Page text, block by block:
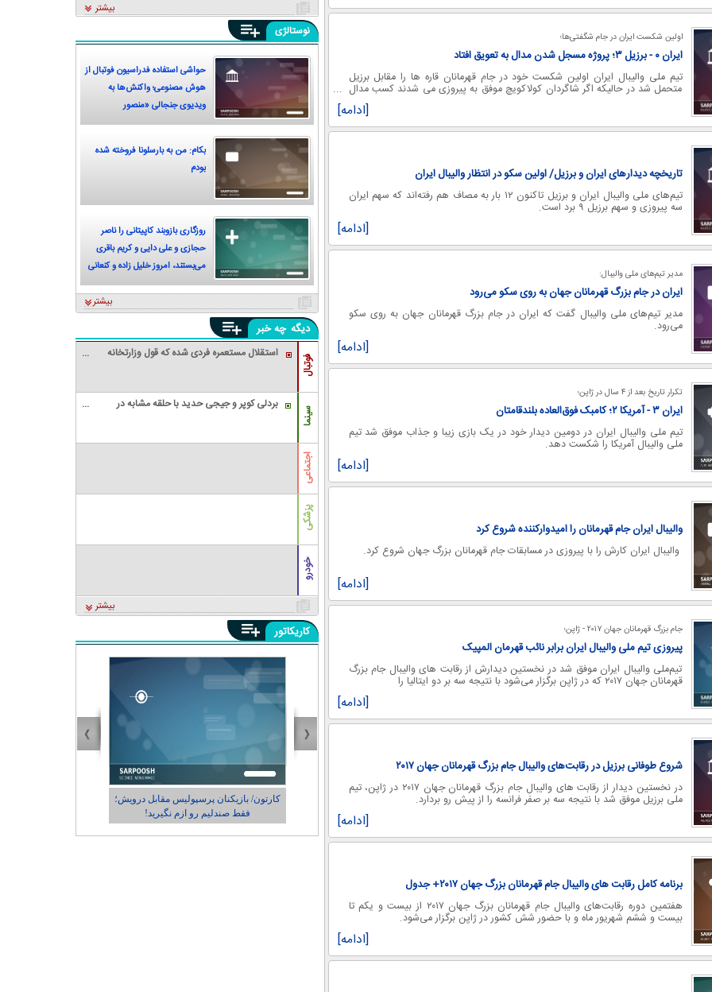
اولین شکست ایران در جام شگفتی‌ها؛
ایران ۰ - برزیل ۳؛ پروژه مسجل شدن مدال به تعویق افتاد
تیم ملی والیبال ایران اولین شکست خود در جام قهرمانان قاره ها را مقابل برزیل
متحمل شد در حالیکه اگر شاگردان کولاکویچ موفق به پیروزی می شدند کسب مدال
[ادامه]
تاریخچه دیدارهای ایران و برزیل/ اولین سکو در انتظار والیبال ایران
تیم‌های ملی والیبال ایران و برزیل تاکنون ۱۲ بار به مصاف هم رفته‌اند که سهم ایران
سه پیروزی و سهم برزیل ۹ برد است.
[ادامه]
مدیر تیم‌های ملی والیبال:
ایران در جام بزرگ قهرمانان جهان به روی سکو می‌رود
مدیر تیم‌های ملی والیبال گفت که ایران در جام بزرگ قهرمانان جهان به روی سکو
می‌رود.
[ادامه]
تکرار تاریخ بعد از ۴ سال در ژاپن؛
ایران ۳ - آمریکا ۲؛ کامبک فوق‌العاده بلندقامتان
تیم ملی والیبال ایران در دومین دیدار خود در یک بازی زیبا و جذاب موفق شد تیم
ملی والیبال آمریکا را شکست دهد.
[ادامه]
والیبال ایران جام قهرمانان را امیدوارکننده شروع کرد
والیبال ایران کارش را با پیروزی در مسابقات جام قهرمانان بزرگ جهان شروع کرد.
[ادامه]
جام بزرگ قهرمانان جهان ۲۰۱۷ - ژاپن؛
پیروزی تیم ملی والیبال ایران برابر نائب قهرمان المپیک
تیم‌ملی والیبال ایران موفق شد در نخستین دیدارش از رقابت های والیبال جام بزرگ
قهرمانان جهان ۲۰۱۷ که در ژاپن برگزار می‌شود با نتیجه سه بر دو ایتالیا را
[ادامه]
شروع طوفانی برزیل در رقابت‌های والیبال جام بزرگ قهرمانان جهان ۲۰۱۷
در نخستین دیدار از رقابت های والیبال جام بزرگ قهرمانان جهان ۲۰۱۷ در ژاپن، تیم
ملی برزیل موفق شد با نتیجه سه بر صفر فرانسه را از پیش رو بردارد.
[ادامه]
برنامه کامل رقابت های والیبال جام قهرمانان بزرگ جهان ۲۰۱۷+ جدول
هفتمین دوره رقابت‌های والیبال جام قهرمانان بزرگ جهان ۲۰۱۷ از بیست و یکم تا
بیست و ششم شهریور ماه و با حضور شش کشور در ژاپن برگزار می‌شود.
[ادامه]
بیشتر
نوستالژی
حواشی استفاده فدراسیون فوتبال از
هوش مصنوعی؛ واکنش‌ها به
ویدیوی جنجالی «منصور
پورحیدری»
بکام: من به بارسلونا فروخته شده
بودم
روزگاری بازوبند کاپیتانی را ناصر
حجازی و علی دایی و کریم باقری
می‌بستند، امروز خلیل زاده و کنعانی
زادگان
بیشتر
دیگه چه خبر
فوتبال
استقلال مستعمره فردی شده که قول وزارتخانه
سینما
بردلی کوپر و جیجی حدید با حلقه‌ مشابه در
اجتماعی
پزشکی
خودرو
بیشتر
کاریکاتور
کاریکاتور/ سوء استفاده فتح‌الله‌زاده از نام و
کارتون/ بازیکنان پرسپولیس مقابل درویش؛
فقط صندلیم رو ازم نگیرید!
کاریکاتور/ در حاشیه حضور رونالدو در طهران